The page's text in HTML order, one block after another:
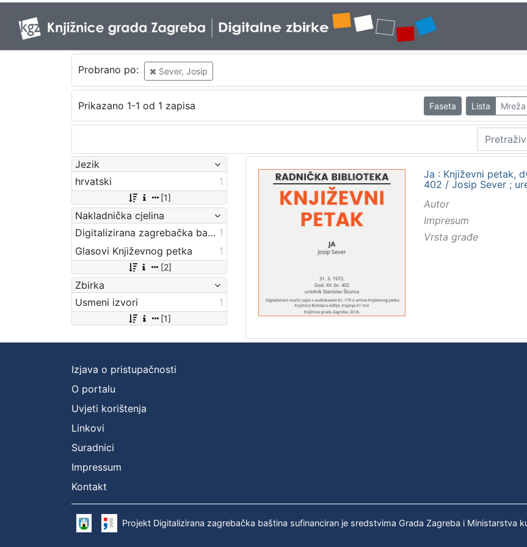
Probrano po: Sever, Josip
Prikazano 1-1 od 1 zapisa Faseta Lista Mreža
Jezik
hrvatski
1
[1]
Nakladnička cjelina
Digitalizirana zagrebačka baština 1
Glasovi Književnog petka
1
[2]
Zbirka
Usmeni izvori
1
[1]
Ja : Književni petak,
402 / Josip Sever ;
Autor
Impresum
Vrsta građe
Izjava o pristupačnosti
O portalu
Uvjeti korištenja
Linkovi
Suradnici
Impressum
Kontakt
Projekt Digitalizirana zagrebačka baština sufinanciran je sredstvima Grada Zagreba i Ministarstva